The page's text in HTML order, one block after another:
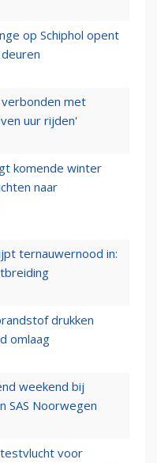
op Schiphol opent
verbonden met
uur rijden'
komende winter
naar
ternauwernood in:
drukken
omlaag
weekend bij
SAS Noorwegen
voor